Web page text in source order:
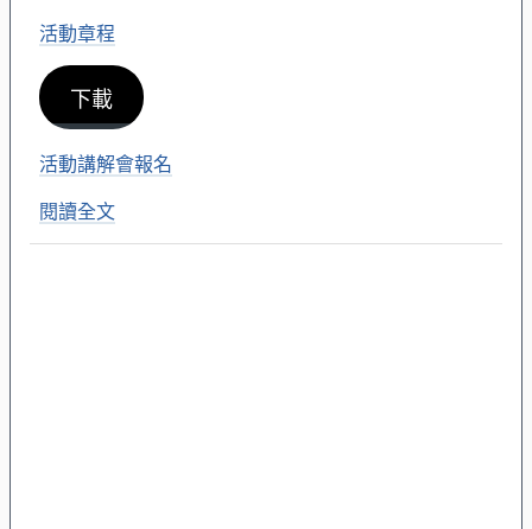
活動章程
下載
活動講解會報名
閱讀全文